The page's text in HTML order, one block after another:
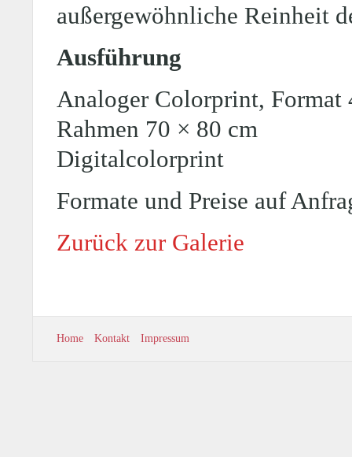
außergewöhnliche Reinheit
Ausführung
Analoger Colorprint, Format
Rahmen 70 × 80 cm
Digitalcolorprint
Formate und Preise auf
Zurück zur Galerie
Home Kontakt Impressum